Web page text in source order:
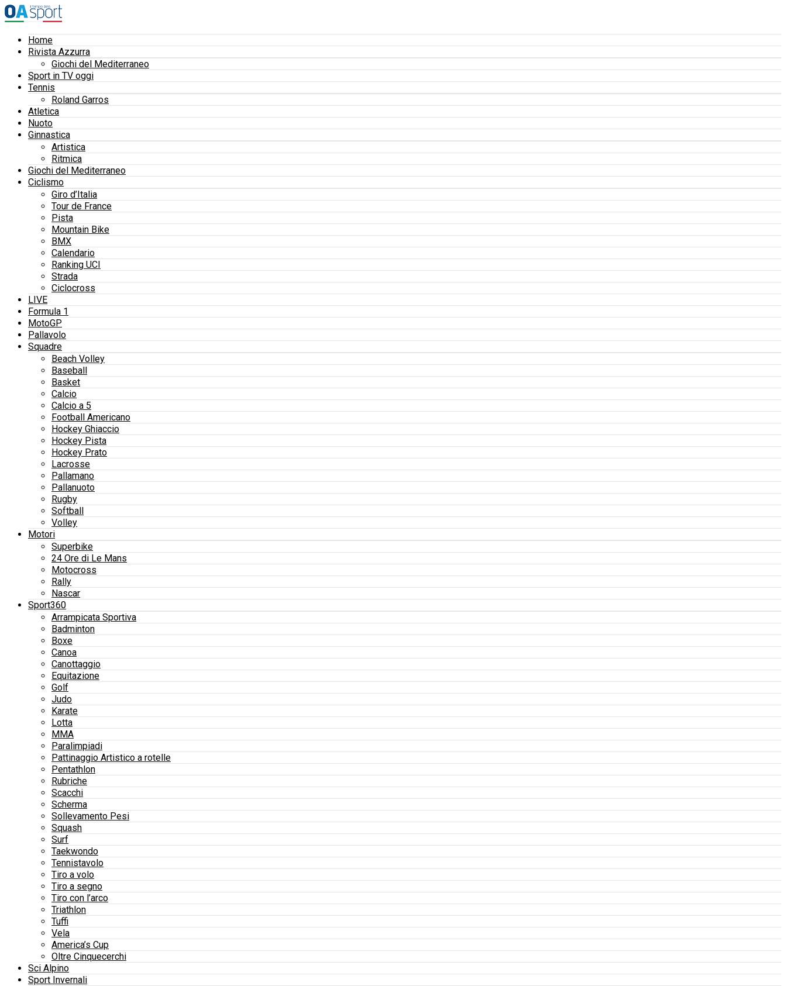
Home
Rivista Azzurra
Giochi del Mediterraneo
Sport in TV oggi
Tennis
Roland Garros
Atletica
Nuoto
Ginnastica
Artistica
Ritmica
Giochi del Mediterraneo
Ciclismo
Giro d’Italia
Tour de France
Pista
Mountain Bike
BMX
Calendario
Ranking UCI
Strada
Ciclocross
LIVE
Formula 1
MotoGP
Pallavolo
Squadre
Beach Volley
Baseball
Basket
Calcio
Calcio a 5
Football Americano
Hockey Ghiaccio
Hockey Pista
Hockey Prato
Lacrosse
Pallamano
Pallanuoto
Rugby
Softball
Volley
Motori
Superbike
24 Ore di Le Mans
Motocross
Rally
Nascar
Sport360
Arrampicata Sportiva
Badminton
Boxe
Canoa
Canottaggio
Equitazione
Golf
Judo
Karate
Lotta
MMA
Paralimpiadi
Pattinaggio Artistico a rotelle
Pentathlon
Rubriche
Scacchi
Scherma
Sollevamento Pesi
Squash
Surf
Taekwondo
Tennistavolo
Tiro a volo
Tiro a segno
Tiro con l’arco
Triathlon
Tuffi
Vela
America’s Cup
Oltre Cinquecerchi
Sci Alpino
Sport Invernali